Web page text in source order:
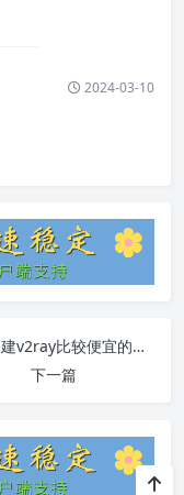
2024-03-10
如何搭建v2ray比较便宜的vps
下一篇